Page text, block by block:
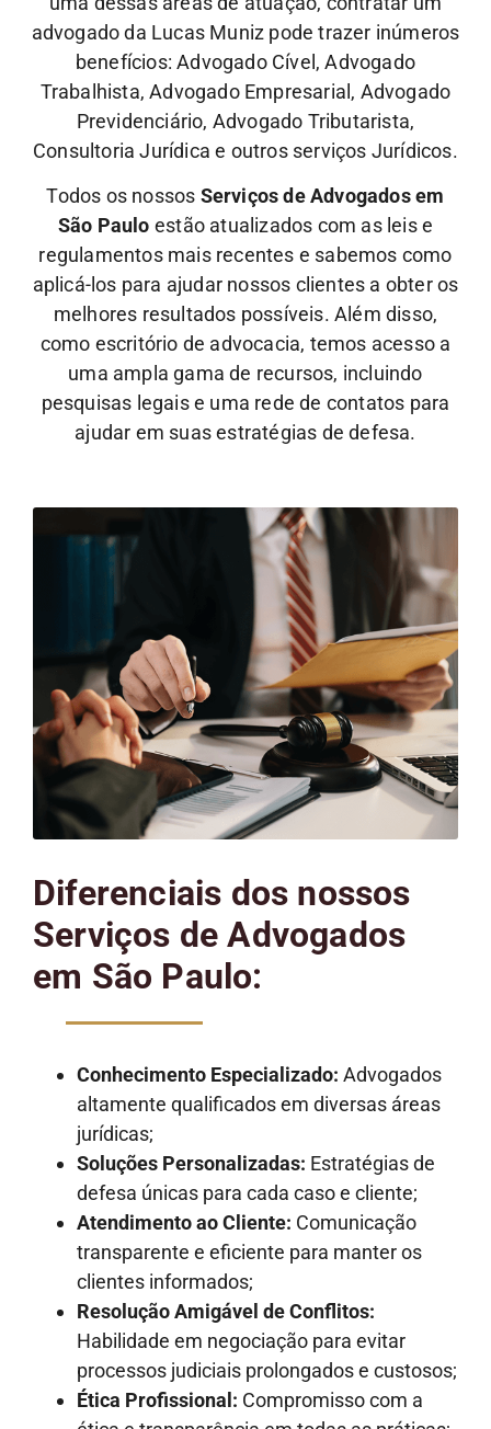
advogado da Lucas Muniz pode trazer inúmeros
benefícios: Advogado Cível, Advogado
Trabalhista, Advogado Empresarial, Advogado
Previdenciário, Advogado Tributarista,
Consultoria Jurídica e outros serviços Jurídicos.
Todos os nossos Serviços de Advogados em
São Paulo estão atualizados com as leis e
regulamentos mais recentes e sabemos como
aplicá-los para ajudar nossos clientes a obter os
melhores resultados possíveis. Além disso,
como escritório de advocacia, temos acesso a
uma ampla gama de recursos, incluindo
pesquisas legais e uma rede de contatos para
ajudar em suas estratégias de defesa.
Diferenciais dos nossos
Serviços de Advogados
em São Paulo:
Conhecimento Especializado: Advogados
altamente qualificados em diversas áreas
jurídicas;
Soluções Personalizadas: Estratégias de
defesa únicas para cada caso e cliente;
Atendimento ao Cliente: Comunicação
transparente e eficiente para manter os
clientes informados;
Resolução Amigável de Conflitos:
Habilidade em negociação para evitar
processos judiciais prolongados e custosos;
Ética Profissional: Compromisso com a